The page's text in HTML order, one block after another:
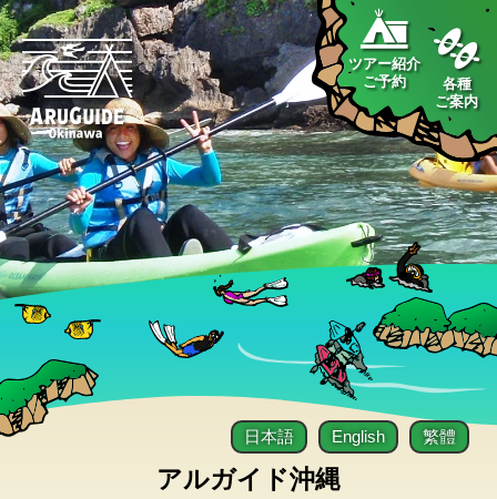
ツアー紹介
ご予約
各種
ご案内
アルガイド沖縄
日本語 English 繁體